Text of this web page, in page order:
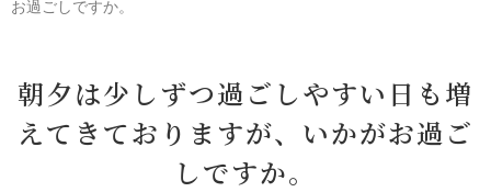
お過ごしですか。
朝夕は少しずつ過ごしやすい日も増
えてきておりますが、いかがお過ご
しですか。